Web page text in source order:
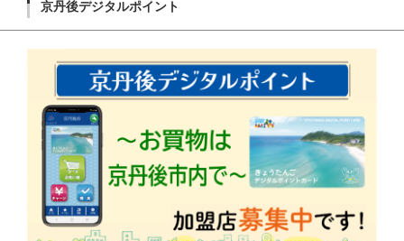
京丹後デジタルポイント